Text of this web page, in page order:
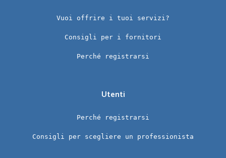
Vuoi offrire i tuoi servizi?
Consigli per i fornitori
Perché registrarsi
Utenti
Perché registrarsi
Consigli per scegliere un professionista